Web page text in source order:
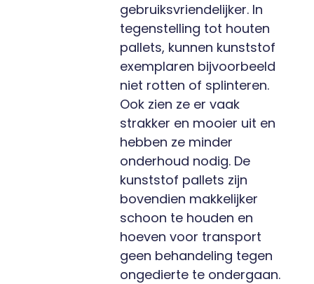
gebruiksvriendelijker. In
tegenstelling tot houten
pallets, kunnen kunststof
exemplaren bijvoorbeeld
niet rotten of splinteren.
Ook zien ze er vaak
strakker en mooier uit en
hebben ze minder
onderhoud nodig. De
kunststof pallets zijn
bovendien makkelijker
schoon te houden en
hoeven voor transport
geen behandeling tegen
ongedierte te ondergaan.